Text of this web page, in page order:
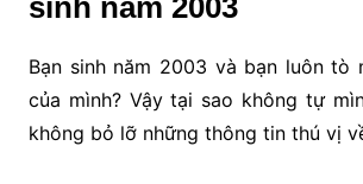
sinh năm 2003
Bạn sinh năm 2003 và bạn luôn tò
của mình? Vậy tại sao không tự
không bỏ lỡ những thông tin thú vị